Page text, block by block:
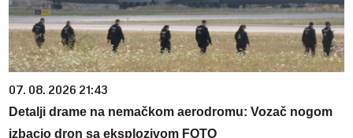
07. 08. 2026 21:43
Detalji drame na nemačkom aerodromu: Vozač nogom
izbacio dron sa eksplozivom FOTO